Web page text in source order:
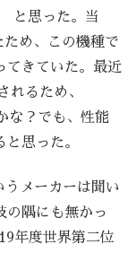
と思った。当
め、この機種で
きていた。最近
るため、
な？でも、性能
思った。
メーカーは聞い
の隅にも無かっ
年度世界第二位